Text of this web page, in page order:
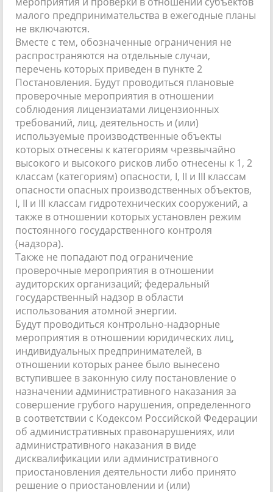
малого предпринимательства в ежегодные планы
не включаются.
Вместе с тем, обозначенные ограничения не
распространяются на отдельные случаи,
перечень которых приведен в пункте 2
Постановления. Будут проводиться плановые
проверочные мероприятия в отношении
соблюдения лицензиатами лицензионных
требований, лиц, деятельность и (или)
используемые производственные объекты
которых отнесены к категориям чрезвычайно
высокого и высокого рисков либо отнесены к 1, 2
классам (категориям) опасности, I, II и III классам
опасности опасных производственных объектов,
I, II и III классам гидротехнических сооружений, а
также в отношении которых установлен режим
постоянного государственного контроля
(надзора).
Также не попадают под ограничение
проверочные мероприятия в отношении
аудиторских организаций; федеральный
государственный надзор в области
использования атомной энергии.
Будут проводиться контрольно-надзорные
мероприятия в отношении юридических лиц,
индивидуальных предпринимателей, в
отношении которых ранее было вынесено
вступившее в законную силу постановление о
назначении административного наказания за
совершение грубого нарушения, определенного
в соответствии с Кодексом Российской Федерации
об административных правонарушениях, или
административного наказания в виде
дисквалификации или административного
приостановления деятельности либо принято
решение о приостановлении и (или)